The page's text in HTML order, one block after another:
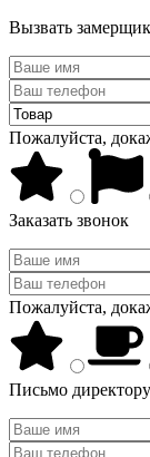
Вызвать
Пожалуйста,
Заказать звонок
Пожалуйста,
Письмо директору